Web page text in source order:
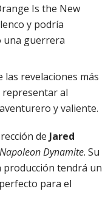
Is the New
y podría
una guerrera
las revelaciones más
representar al
y valiente.
de Jared
Napoleon Dynamite. Su
tendrá un
para el